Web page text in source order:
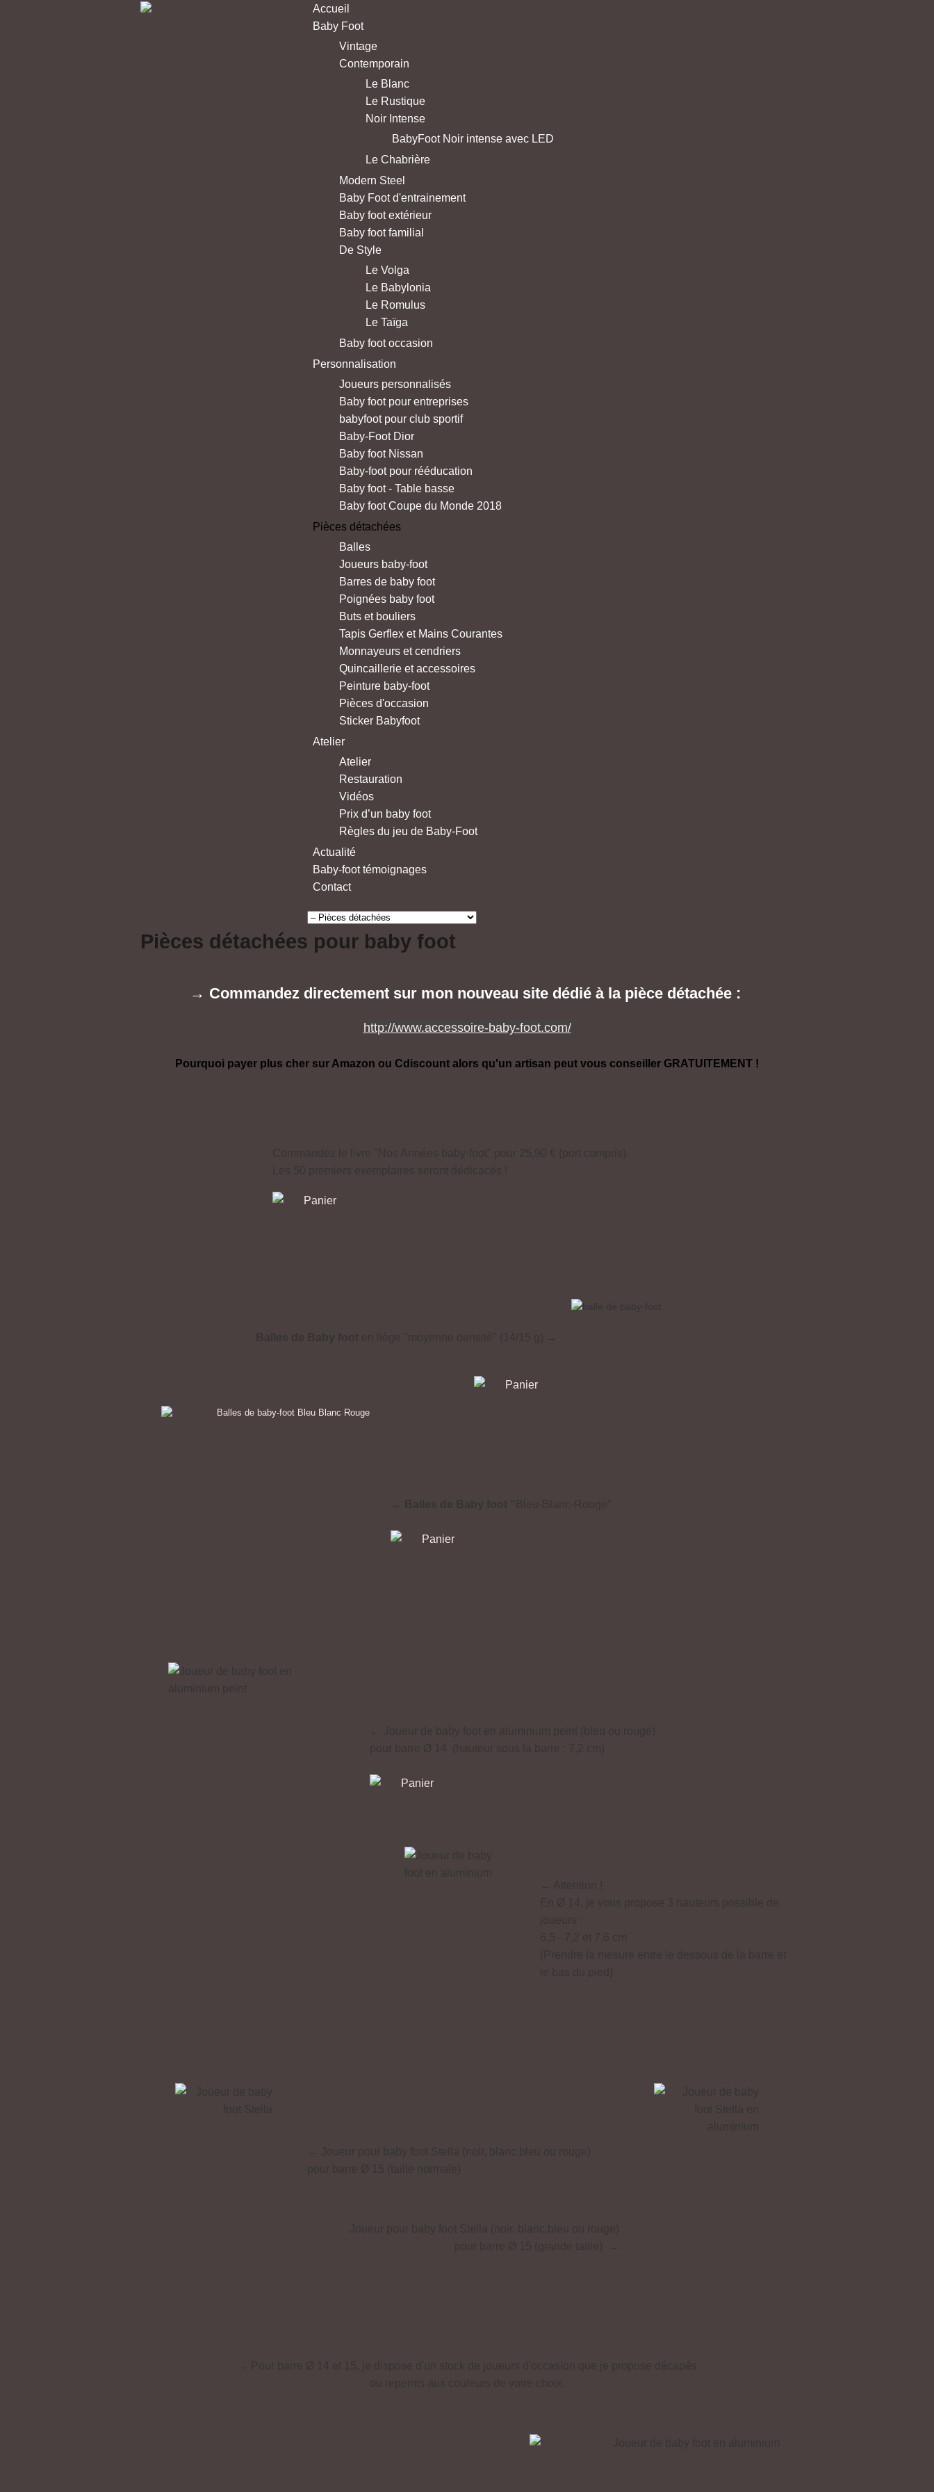
Accueil
Baby Foot
Vintage
Contemporain
Le Blanc
Le Rustique
Noir Intense
BabyFoot Noir intense avec LED
Le Chabrière
Modern Steel
Baby Foot d'entrainement
Baby foot extérieur
Baby foot familial
De Style
Le Volga
Le Babylonia
Le Romulus
Le Taïga
Baby foot occasion
Personnalisation
Joueurs personnalisés
Baby foot pour entreprises
babyfoot pour club sportif
Baby-Foot Dior
Baby foot Nissan
Baby-foot pour rééducation
Baby foot - Table basse
Baby foot Coupe du Monde 2018
Pièces détachées
Balles
Joueurs baby-foot
Barres de baby foot
Poignées baby foot
Buts et bouliers
Tapis Gerflex et Mains Courantes
Monnayeurs et cendriers
Quincaillerie et accessoires
Peinture baby-foot
Pièces d'occasion
Sticker Babyfoot
Atelier
Atelier
Restauration
Vidéos
Prix d’un baby foot
Règles du jeu de Baby-Foot
Actualité
Baby-foot témoignages
Contact
Pièces détachées pour baby foot
→ Commandez directement sur mon nouveau site dédié à la pièce détachée :
http://www.accessoire-baby-foot.com/
Pourquoi payer plus cher sur Amazon ou Cdiscount alors qu'un artisan peut vous conseiller GRATUITEMENT !
Commandez le livre "Nos Années baby-foot" pour 25,90 € (port compris).
Les 50 premiers exemplaires seront dédicacés !
Balles de Baby foot en liège "moyenne densité" (14/15 g) →
← Balles de Baby foot " Bleu-Blanc-Rouge"
← Joueur de baby foot en aluminium peint (bleu ou rouge)
pour barre Ø 14 (hauteur sous la barre : 7,2 cm)
← Attention !
En Ø 14, je vous propose 3 hauteurs possible de
joueurs :
6,5 - 7,2 et 7,6 cm
(Prendre la mesure entre le dessous de la barre et
le bas du pied)
← Joueur pour baby foot Stella (noir, blanc,bleu ou rouge)
pour barre Ø 15 (taille normale)
Joueur pour baby foot Stella (noir, blanc,bleu ou rouge)
pour barre Ø 15 (grande taille) →
→ Pour barre Ø 14 et 15, je dispose d'un stock de joueurs d'occasion que je propose décapés
ou repeints aux couleurs de votre choix.